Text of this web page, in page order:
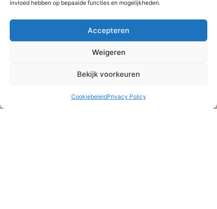
invloed hebben op bepaalde functies en mogelijkheden.
Accepteren
Weigeren
Bekijk voorkeuren
CookiebeleidPrivacy Policy